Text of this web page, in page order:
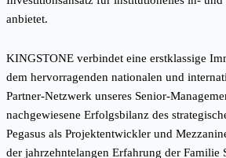
anbietet.
KINGSTONE verbindet eine erstklassige
dem hervorragenden nationalen und
Partner-Netzwerk unseres Senior-
nachgewiesene Erfolgsbilanz des
Pegasus als Projektentwickler und
der jahrzehntelangen Erfahrung der Familie